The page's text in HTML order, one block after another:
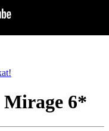
6*